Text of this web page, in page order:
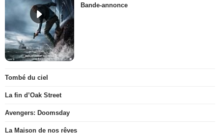
Bande-annonce
Tombé du ciel
La fin d’Oak Street
Avengers: Doomsday
La Maison de nos rêves